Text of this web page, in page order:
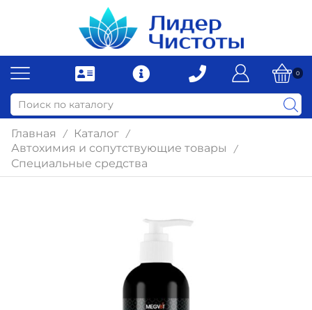
0
Главная / Каталог /
Автохимия и сопутствующие товары /
Специальные средства